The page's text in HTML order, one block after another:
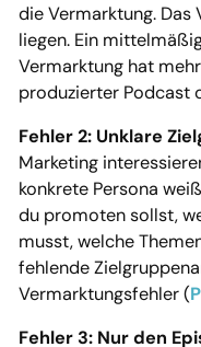
die Vermarktung.
liegen. Ein
Vermarktung hat
produzierter Podcast
Fehler 2: Unklare
Marketing
konkrete Persona
du promoten sollst,
musst, welche
fehlende
Vermarktungsfehler (
Fehler 3: Nur den